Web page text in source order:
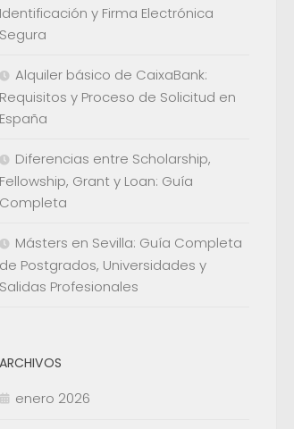
Identificación y Firma Electrónica
Segura
Alquiler básico de CaixaBank:
Requisitos y Proceso de Solicitud en
España
Diferencias entre Scholarship,
Fellowship, Grant y Loan: Guía
Completa
Másters en Sevilla: Guía Completa
de Postgrados, Universidades y
Salidas Profesionales
ARCHIVOS
enero 2026